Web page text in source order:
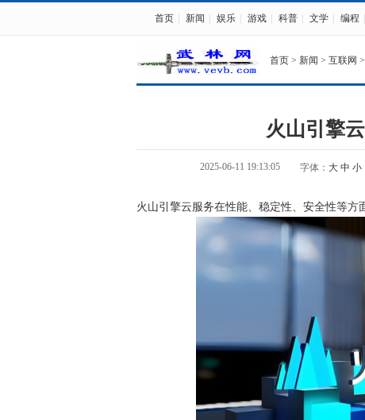
首页 新闻 娱乐 游戏 科普 文学 编程
首页 > 新闻 > 互联网
火山引擎
2025-06-11 19:13:05 字体： 大 中 小
火山引擎云服务在性能、稳定性、安全性等方